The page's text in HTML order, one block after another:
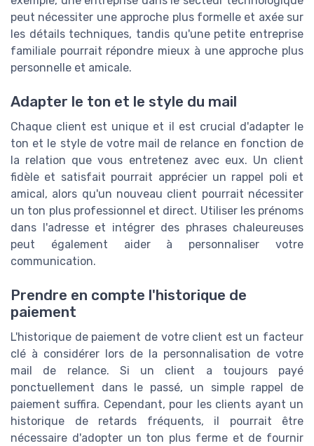
peut nécessiter une approche plus formelle et axée sur
les détails techniques, tandis qu'une petite entreprise
familiale pourrait répondre mieux à une approche plus
personnelle et amicale.
Adapter le ton et le style du mail
Chaque client est unique et il est crucial d'adapter le
ton et le style de votre mail de relance en fonction de
la relation que vous entretenez avec eux. Un client
fidèle et satisfait pourrait apprécier un rappel poli et
amical, alors qu'un nouveau client pourrait nécessiter
un ton plus professionnel et direct. Utiliser les prénoms
dans l'adresse et intégrer des phrases chaleureuses
peut également aider à personnaliser votre
communication.
Prendre en compte l'historique de
paiement
L'historique de paiement de votre client est un facteur
clé à considérer lors de la personnalisation de votre
mail de relance. Si un client a toujours payé
ponctuellement dans le passé, un simple rappel de
paiement suffira. Cependant, pour les clients ayant un
historique de retards fréquents, il pourrait être
nécessaire d'adopter un ton plus ferme et de fournir